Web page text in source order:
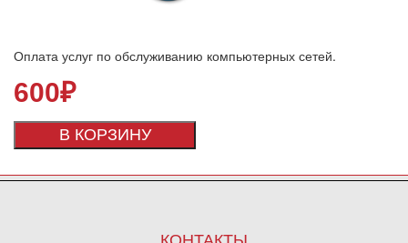
Оплата услуг по обслуживанию компьютерных сетей.
600₽
В КОРЗИНУ